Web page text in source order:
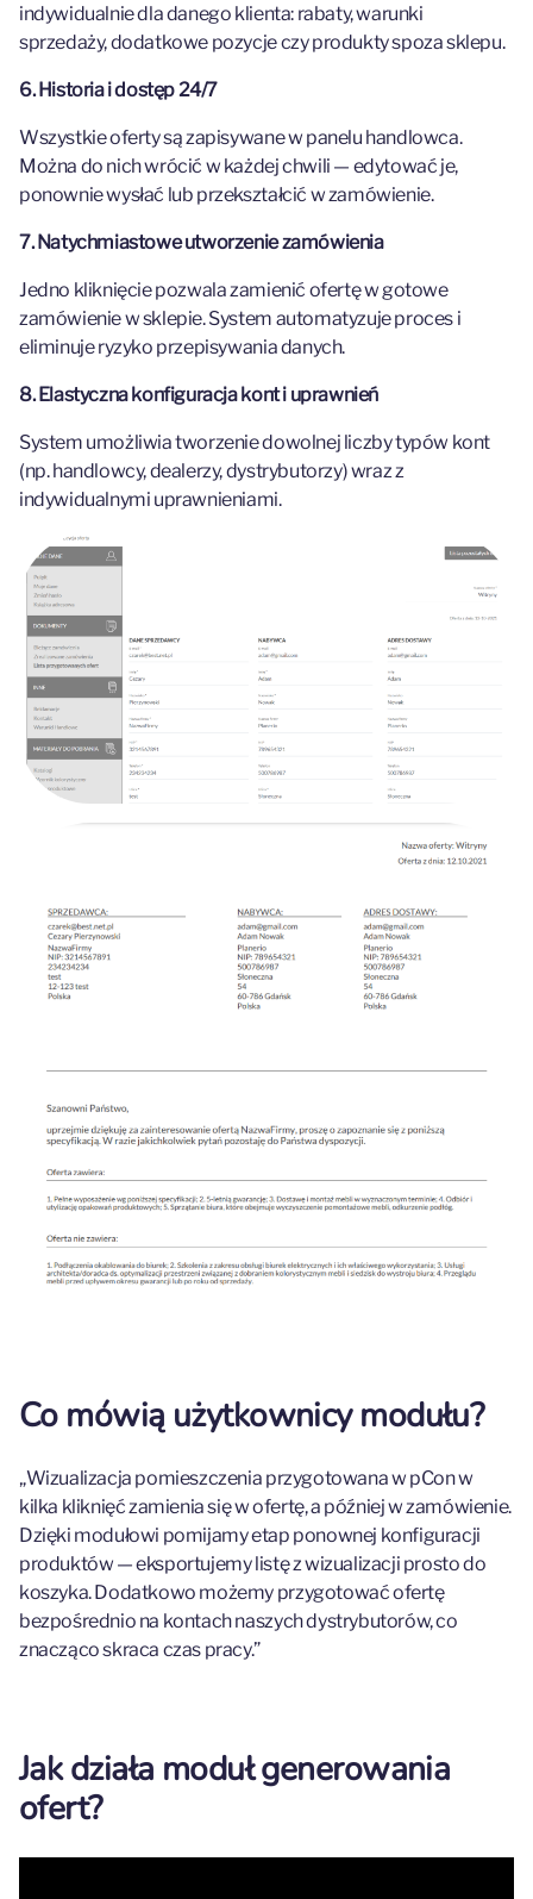
indywidualnie dla danego klienta: rabaty, warunki
sprzedaży, dodatkowe pozycje czy produkty spoza sklepu.
6. Historia i dostęp 24/7
Wszystkie oferty są zapisywane w panelu handlowca.
Można do nich wrócić w każdej chwili — edytować je,
ponownie wysłać lub przekształcić w zamówienie.
7. Natychmiastowe utworzenie zamówienia
Jedno kliknięcie pozwala zamienić ofertę w gotowe
zamówienie w sklepie. System automatyzuje proces i
eliminuje ryzyko przepisywania danych.
8. Elastyczna konfiguracja kont i uprawnień
System umożliwia tworzenie dowolnej liczby typów kont
(np. handlowcy, dealerzy, dystrybutorzy) wraz z
indywidualnymi uprawnieniami.
Co mówią użytkownicy modułu?
„Wizualizacja pomieszczenia przygotowana w pCon w
kilka kliknięć zamienia się w ofertę, a później w zamówienie.
Dzięki modułowi pomijamy etap ponownej konfiguracji
produktów — eksportujemy listę z wizualizacji prosto do
koszyka. Dodatkowo możemy przygotować ofertę
bezpośrednio na kontach naszych dystrybutorów, co
znacząco skraca czas pracy.”
Jak działa moduł generowania
ofert?